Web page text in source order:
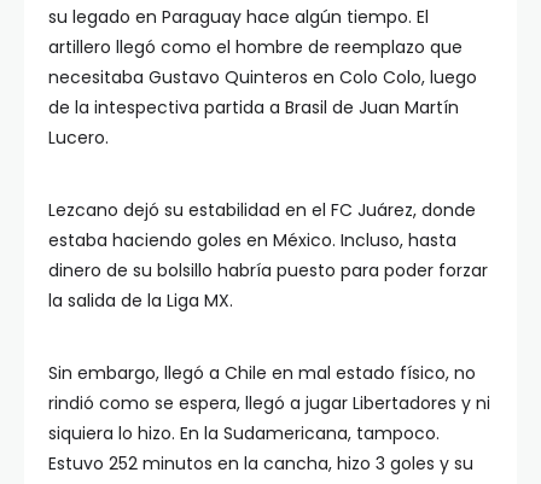
su legado en Paraguay hace algún tiempo. El
artillero llegó como el hombre de reemplazo que
necesitaba Gustavo Quinteros en Colo Colo, luego
de la intespectiva partida a Brasil de Juan Martín
Lucero.
Lezcano dejó su estabilidad en el FC Juárez, donde
estaba haciendo goles en México. Incluso, hasta
dinero de su bolsillo habría puesto para poder forzar
la salida de la Liga MX.
Sin embargo, llegó a Chile en mal estado físico, no
rindió como se espera, llegó a jugar Libertadores y ni
siquiera lo hizo. En la Sudamericana, tampoco.
Estuvo 252 minutos en la cancha, hizo 3 goles y su